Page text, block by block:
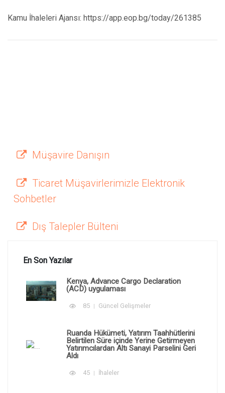
Kamu İhaleleri Ajansı: https://app.eop.bg/today/261385
Müşavire Danışın
Ticaret Müşavirlerimizle Elektronik
Sohbetler
Dış Talepler Bülteni
En Son Yazılar
Kenya, Advance Cargo Declaration
(ACD) uygulaması
85 Güncel Gelişmeler
Ruanda Hükümeti, Yatırım Taahhütlerini
Belirtilen Süre içinde Yerine Getirmeyen
Yatırımcılardan Altı Sanayi Parselini Geri
Aldı
45 İhaleler